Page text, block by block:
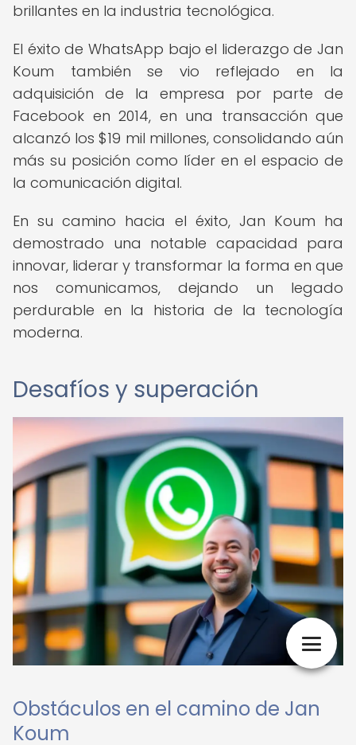
brillantes en la industria tecnológica.
El éxito de WhatsApp bajo el liderazgo de Jan
Koum también se vio reflejado en la
adquisición de la empresa por parte de
Facebook en 2014, en una transacción que
alcanzó los $19 mil millones, consolidando aún
más su posición como líder en el espacio de
la comunicación digital.
En su camino hacia el éxito, Jan Koum ha
demostrado una notable capacidad para
innovar, liderar y transformar la forma en que
nos comunicamos, dejando un legado
perdurable en la historia de la tecnología
moderna.
Desafíos y superación
Obstáculos en el camino de Jan
Koum